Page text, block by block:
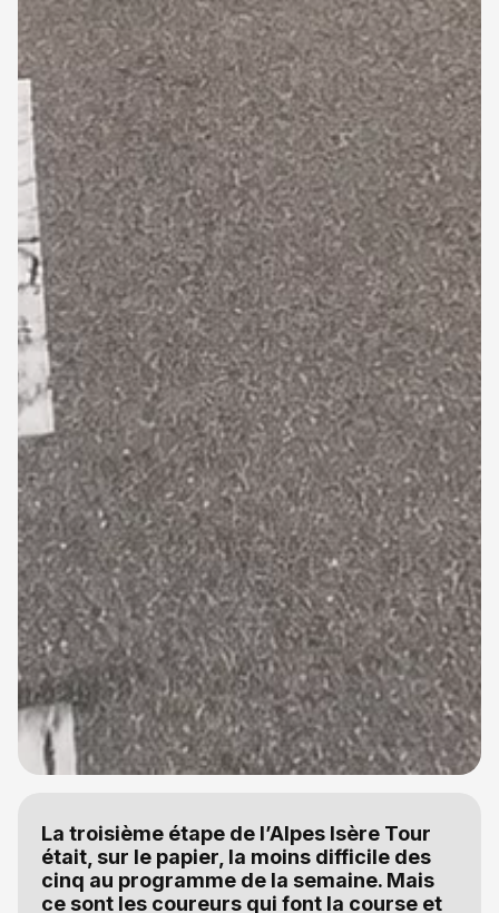
La troisième étape de l’Alpes Isère Tour
était, sur le papier, la moins difficile des
cinq au programme de la semaine. Mais
ce sont les coureurs qui font la course et